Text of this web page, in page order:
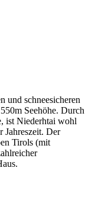
und schneesicheren
Seehöhe. Durch
ist Niederhtai wohl
Jahreszeit. Der
Tirols (mit